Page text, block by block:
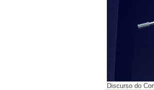
Discurso do